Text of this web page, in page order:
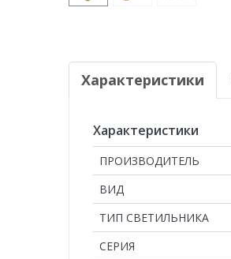
Характеристики
Характеристики
ПРОИЗВОДИТЕЛЬ
ВИД
ТИП СВЕТИЛЬНИКА
СЕРИЯ